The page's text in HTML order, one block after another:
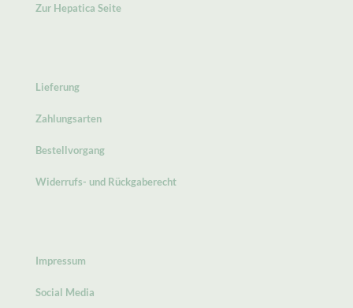
Zur Hepatica Seite
Lieferung
Zahlungsarten
Bestellvorgang
Widerrufs- und Rückgaberecht
Impressum
Social Media